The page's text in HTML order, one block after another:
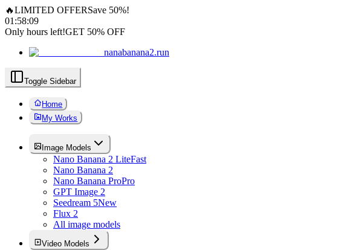
🔥LIMITED OFFERSave 50%!
01 :58:09
Only hours left!GET 50% OFF
nanabanana2.run
Toggle Sidebar
Home
My Works
Image Models
Nano Banana 2 LiteFast
Nano Banana 2
Nano Banana ProPro
GPT Image 2
Seedream 5New
Flux 2
All image models
Video Models